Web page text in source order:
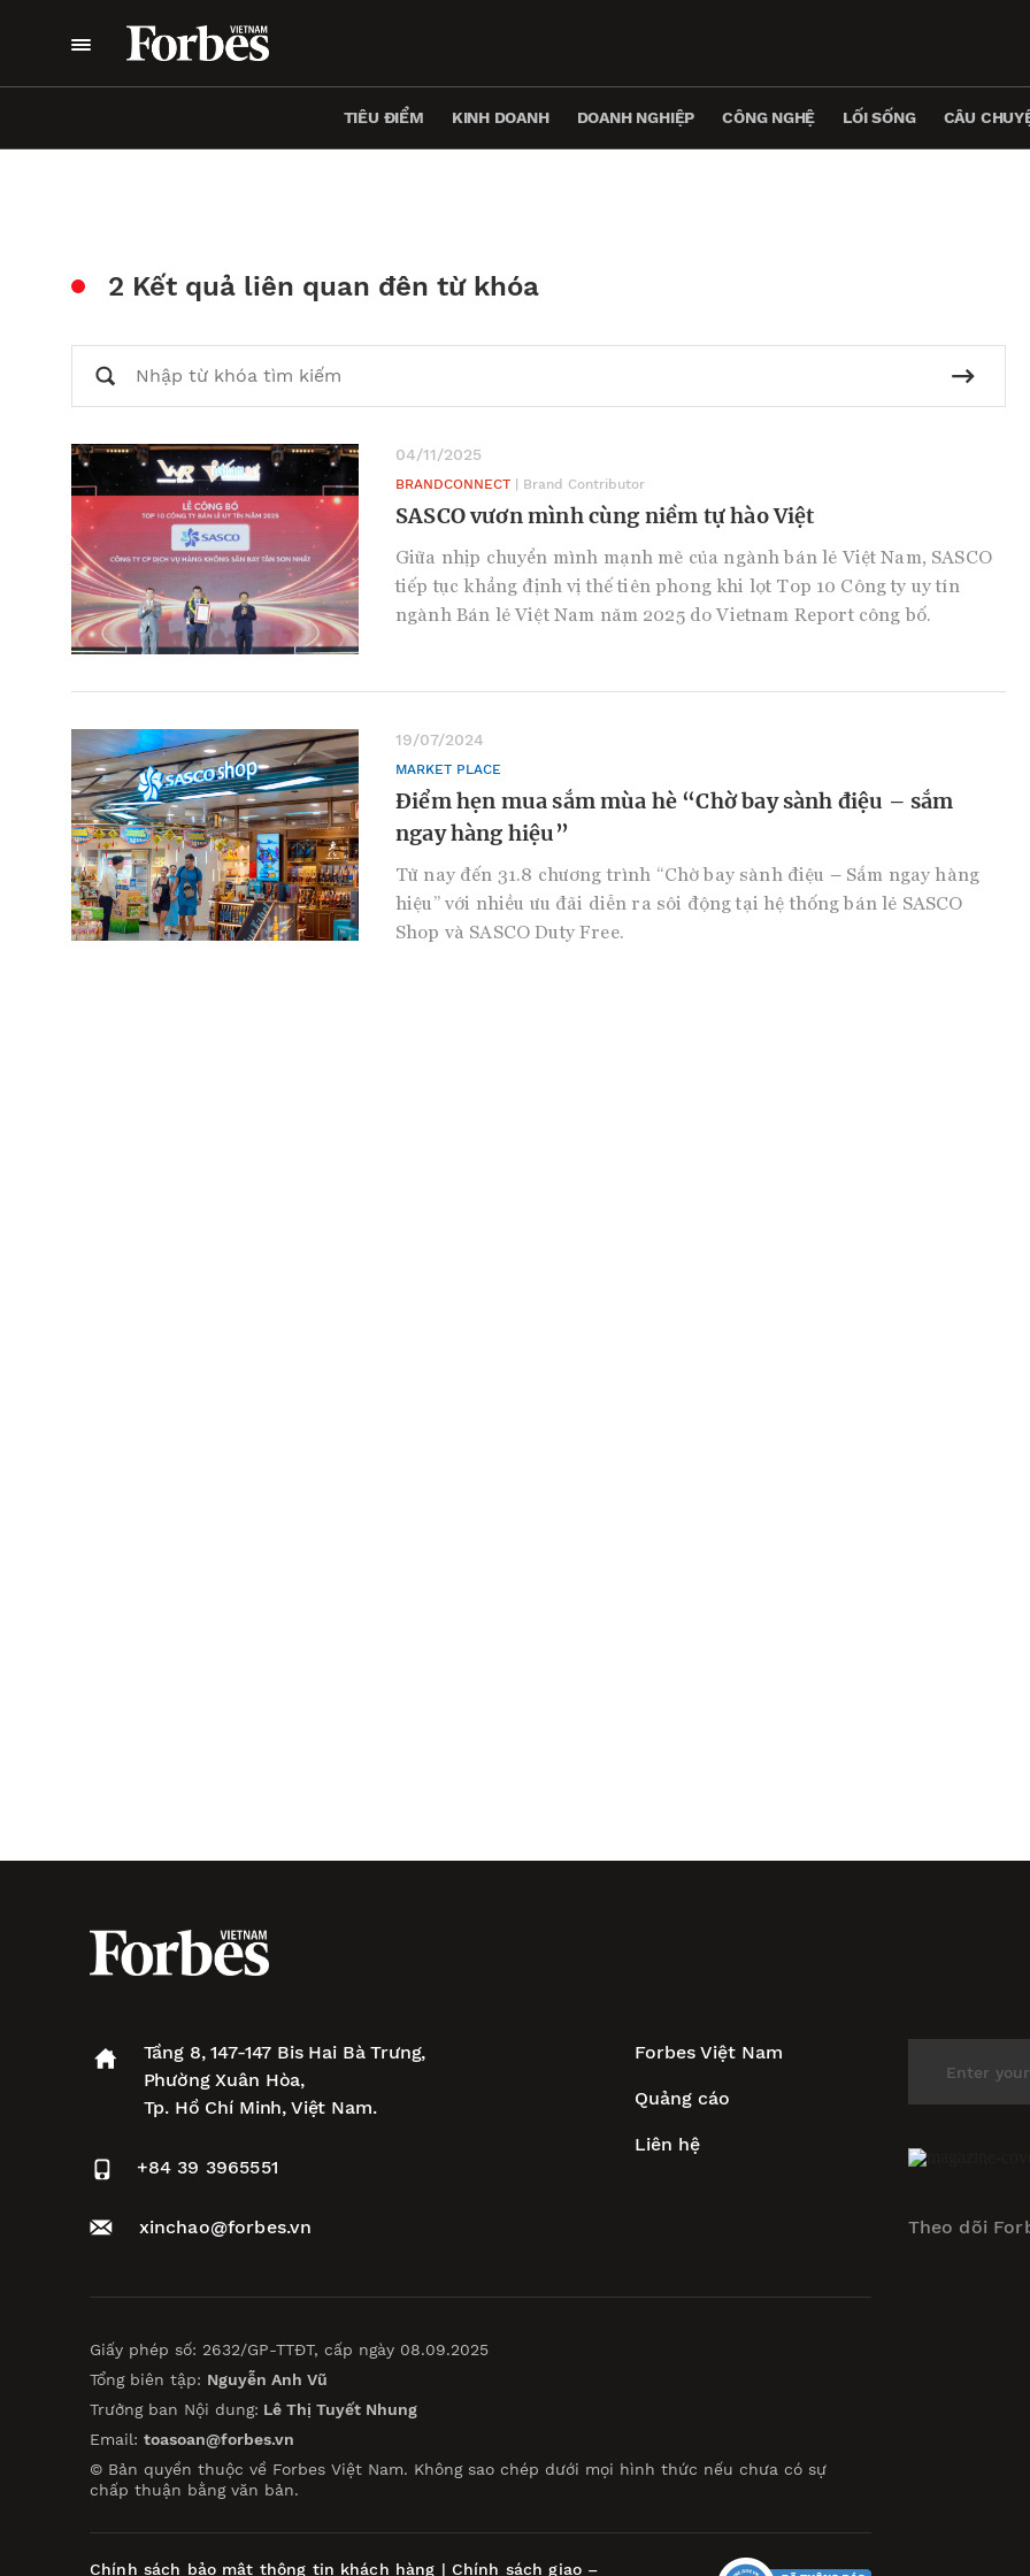
TIÊU ĐIỂM KINH DOANH DOANH NGHIỆP CÔNG NGHỆ LỐI SỐNG CÂU
2 Kết quả liên quan đên từ khóa
04/11/2025
BRANDCONNECT | Brand Contributor
SASCO vươn mình cùng niềm tự hào Việt
Giữa nhịp chuyển mình mạnh mẽ của ngành bán lẻ Việt Nam, SASCO
tiếp tục khẳng định vị thế tiên phong khi lọt Top 10 Công ty uy tín
ngành Bán lẻ Việt Nam năm 2025 do Vietnam Report công bố.
19/07/2024
MARKET PLACE
Điểm hẹn mua sắm mùa hè “Chờ bay sành điệu – sắm
ngay hàng hiệu”
Từ nay đến 31.8 chương trình “Chờ bay sành điệu – Sắm ngay hàng
hiệu” với nhiều ưu đãi diễn ra sôi động tại hệ thống bán lẻ SASCO
Shop và SASCO Duty Free.
Tầng 8, 147-147 Bis Hai Bà Trưng,
Phường Xuân Hòa,
Tp. Hồ Chí Minh, Việt Nam.
+84 39 3965551
xinchao@forbes.vn
Forbes Việt Nam
Quảng cáo
Liên hệ
Giấy phép số: 2632/GP-TTĐT, cấp ngày 08.09.2025
Tổng biên tập: Nguyễn Anh Vũ
Trưởng ban Nội dung: Lê Thị Tuyết Nhung
Email: toasoan@forbes.vn
© Bản quyền thuộc về Forbes Việt Nam. Không sao chép dưới mọi hình thức nếu chưa có sự
chấp thuận bằng văn bản.
Chính sách bảo mật thông tin khách hàng | Chính sách giao –
Theo dõi